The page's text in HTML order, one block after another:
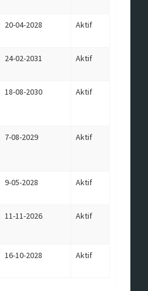
20-04-2028 Aktif
24-02-2031 Aktif
18-08-2030 Aktif
7-08-2029 Aktif
9-05-2028 Aktif
11-11-2026 Aktif
16-10-2028 Aktif